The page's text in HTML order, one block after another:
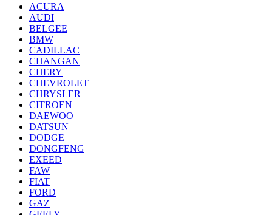
ACURA
AUDI
BELGEE
BMW
CADILLAC
CHANGAN
CHERY
CHEVROLET
CHRYSLER
CITROEN
DAEWOO
DATSUN
DODGE
DONGFENG
EXEED
FAW
FIAT
FORD
GAZ